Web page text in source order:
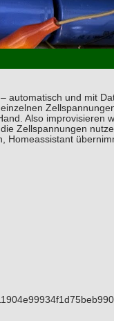
automatisch und mit
Also improvisieren
Zellspannungen
Homeassistant